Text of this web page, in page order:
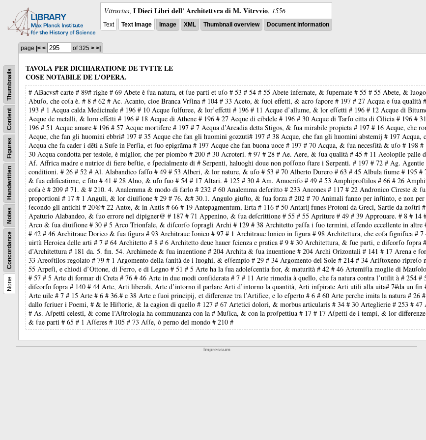
Vitruvius, I Dieci Libri dell' Architettvra di M. Vitrvvio, 1556
Text Text Image Image XML Thumbnail overview Document information
None
Concordance
Notes
Handwritten
Figures
Content
Thumbnails
page |< < of 325 > >|
TAVOLA PER DICHIARATIONE DE TVTTE LE
COSE NOTABILE DE L’OPERA.
# ABacvs# carte # 89# righe # 69 Abete è ſua natura, et ſue parti et uſo # 53 # 54 # 55 Abete infernate, & ſupernate # 55 # 55 Abete, &
Abuſo, che coſa è. # 8 # 62 # Ac. Acanto, cioe Branca Vrſina # 104 # 33 Aceto, & ſuoi effetti, & acro ſapore # 197 # 27 Acqua e ſua qualità
193 # 1 Acqua calda Medicinale # 196 # 10 Acque ſulfuree, & lor’effctti # 196 # 11 Acque d’allume, & lor eſſetti # 196 # 12 Acque di
Acque de metalli, & loro effetti # 196 # 18 Acque di Athene # 196 # 27 Acque di cibdele # 196 # 30 Acque di Tarſo citta di Cilicia # 196 #
196 # 51 Acque amare # 196 # 57 Acque mortifere # 197 # 7 Acqua d’Arcadia detta Stigos, & ſua mirabile propieta # 197 # 16 Acque, che
Acque, che fan gli huomini ebbri# 197 # 35 Acque che fan gli huomini gozzuti# 197 # 38 Acque, che fan gli huomini abstemij # 197 Acqua,
Acqua che fa cader i dẽti a Suſe in Perſia, et ſuo epigrãma # 197 Acque che fan buona uoce # 197 # 70 Acqua, & ſua necesſità & uſo # 198
30 Acqua condotta per testole, è miglior, che per piombo # 200 # 30 Acroteri. # 97 # 28 # Ae. Aere, & ſua qualità # 45 # 11 Aeolopile palle
Af. Affrica madre e nutrice di fiere beſtie, e ſpecialmente di # Serpenti, haluoghi doue non poſſono ſtare i Serpenti. # 197 # 72 # Ag.
conditioni. # 26 # 52 # Al. Alabandico ſaſſo # 49 # 53 Alberi, & lor nature, & uſo # 53 # 70 Alberto Durero # 63 # 45 Albula fiume # 195 #
& ſua edificatione, e ſito # 41 # 28 Alno, & uſo ſuo # 54 # 17 Altari. # 125 # 30 # Am. Amocriſo # 49 # 53 Amphiproſtilos # 66 # 26
coſa è # 209 # 71. & # 210. 4. Analemma & modo di farlo # 232 # 60 Analemma deſcritto # 233 Ancones # 117 # 22 Andronico Cireste &
proportioni # 17 # 1 Anguli, & lor diuiſione # 29 # 76. &# 30.1. Angulo giuſto, & ſua forza # 202 # 70 Animali fanno per inſtinto, e non
ſecondo gli antichi # 20@# 22 Antœ, & in Antis # 66 # 19 Antepagmentum, Erta # 116 # 50 Antarĳ funes Protoni da Greci, Sartie da noſtri
Apaturio Alabandeo, & ſuo errore nel dipigner@ # 187 # 71 Appenino, & ſua deſcrittione # 55 # 55 Apriture # 49 # 39 Approuare. # 8 #
Arco & ſua diuiſione # 30 # 5 Arco Trionfale, & diſcorſo ſopragli Archi # 129 # 38 Architetto paſſa i ſuo termini, eſſendo eccellente in
# 42 # 46 Architraue Dorico & ſua figura # 93 Architraue Ionico # 97 # 1 Architraue lonico in figura # 98 Architettura, che coſa ſigniſica #
uirtù Heroica delle arti # 7 # 64 Architetto # 8 # 6 Architetto deue hauer ſcienza e pratica # 9 # 30 Architettura, & ſue parti, e diſcorſo
d’Architettura # 181 da. 5. fin. 54. Archimede & ſua inuentione # 204 Archita & ſua inuentione # 204 Archi Orizontali # 141 # 17 Arena e
33 Areoſtilos regolato # 79 # 1 Argomento della ſanità de i luoghi, & eſſempio # 29 # 34 Argomento del Sole # 214 # 34 Ariſtoxeno
55 Arpeſi, e chiodi d’Ottone, di Ferro, e di Legno # 51 # 5 Arte ha la ſua adoleſcentia fior, & maturità # 42 # 46 Artemiſia moglie di
# 57 # 5 Arte di formar di Creta # 76 # 46 Arte in due modi conſiderata # 7 # 11 Arte rimedia à quello, che fa natura contra l’utilit à # 254
diſcorſo ſopra # 140 # 44 Arte, Arti liberali, Arte d’intorno il parlare Arti d’intorno la quantità, Arti inſpirate Arti utili alla uita# 7#da un fin
Arte uile # 7 # 15 Arte # 6 # 36.# e 38 Arte e ſuoi principij, et differenze tra l’Artifice, e lo eſperto # 6 # 60 Arte perche imita la natura # 26
dallo ſcriuer i Poemi, # & le Hiſtorie, & la cagion di quello # 127 # 67 Artetici dolori, & morbus articularis # 34 # 30 Arteglierie # 253 # 47
# As. Aſpetti celesti, & come l’Aſtrologia ha communanza con la # Muſica, & con la proſpettiua # 17 # 17 Aſpetti de i tempi, & lor
& ſue parti # 65 # 1 Aſſeres # 105 # 73 Aſſe, ò perno del mondo # 210 #
Impressum